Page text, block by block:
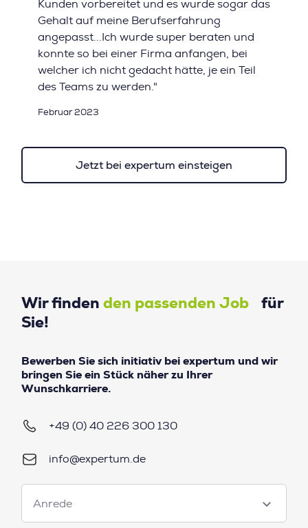
Kunden vorbereitet und es wurde sogar das
Gehalt auf meine Berufserfahrung
angepasst...Ich wurde super beraten und
konnte so bei einer Firma anfangen, bei
welcher ich nicht gedacht hätte, je ein Teil
des Teams zu werden."
Februar 2023
Jetzt bei expertum einsteigen
Wir finden den passenden Job für
Sie!
Bewerben Sie sich initiativ bei expertum und wir
bringen Sie ein Stück näher zu Ihrer
Wunschkarriere.
+49 (0) 40 226 300 130
info@expertum.de
Anrede
Anrede